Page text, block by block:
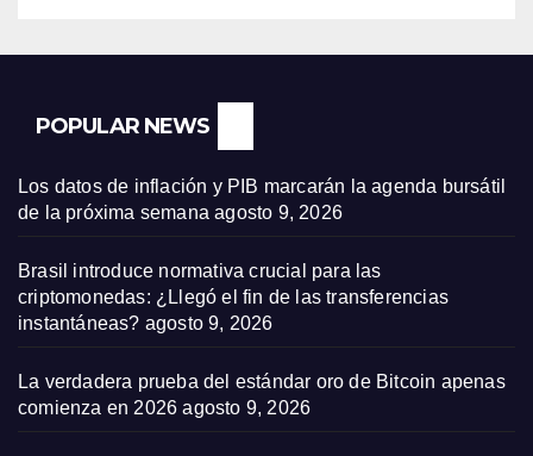
POPULAR NEWS
Los datos de inflación y PIB marcarán la agenda bursátil
de la próxima semana agosto 9, 2026
Brasil introduce normativa crucial para las
criptomonedas: ¿Llegó el fin de las transferencias
instantáneas? agosto 9, 2026
La verdadera prueba del estándar oro de Bitcoin apenas
comienza en 2026 agosto 9, 2026